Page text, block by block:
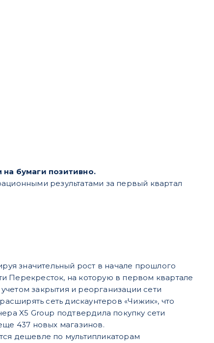
бумаги позитивно.
результатами за первый квартал
значительный рост в начале прошлого
Перекресток, на которую в первом квартале
закрытия и реорганизации сети
сеть дискаунтеров «Чижик», что
X5 Group подтвердила покупку сети
437 новых магазинов.
дешевле по мультипликаторам